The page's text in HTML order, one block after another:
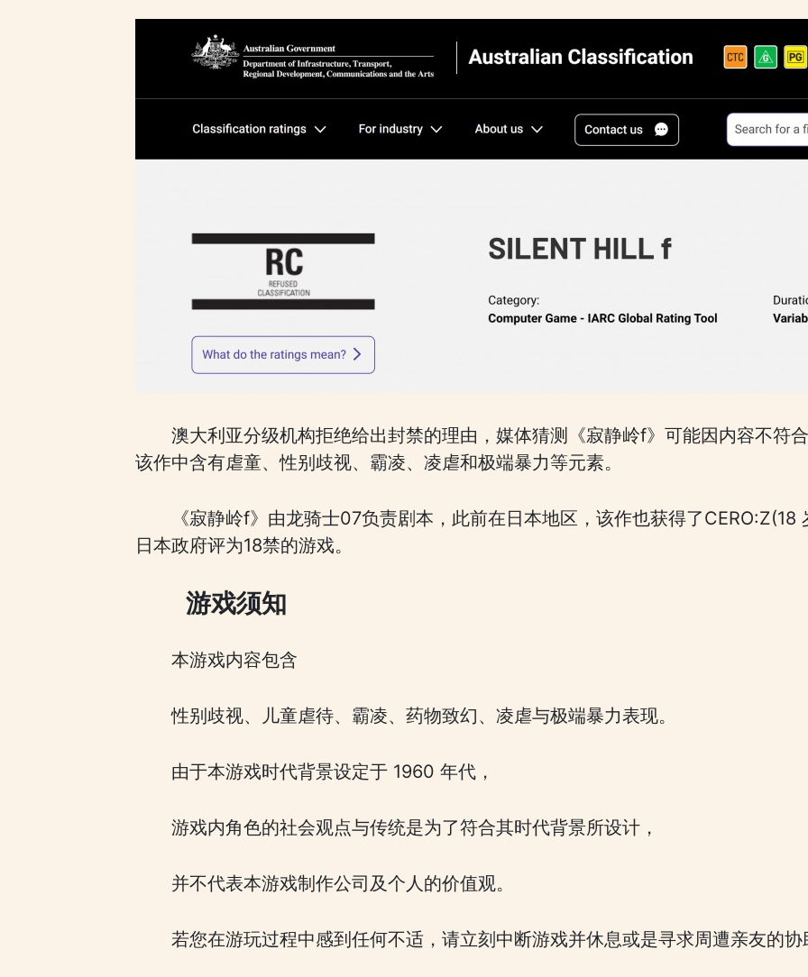
澳大利亚分级机构拒绝给出封禁的理由，媒体猜测《寂静岭f》可能因内容不符
该作中含有虐童、性别歧视、霸凌、凌虐和极端暴力等元素。
《寂静岭f》由龙骑士07负责剧本，此前在日本地区，该作也获得了
日本政府评为18禁的游戏。
游戏须知
本游戏内容包含
性别歧视、儿童虐待、霸凌、药物致幻、凌虐与极端暴力表现。
由于本游戏时代背景设定于 1960 年代，
游戏内角色的社会观点与传统是为了符合其时代背景所设计，
并不代表本游戏制作公司及个人的价值观。
若您在游玩过程中感到任何不适，请立刻中断游戏并休息或是寻求周遭亲友的协